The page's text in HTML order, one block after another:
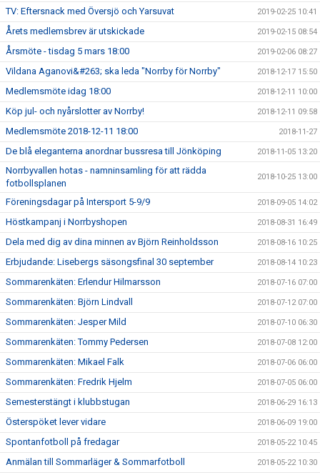
TV: Eftersnack med Översjö och Yarsuvat 2019-02-25 10:41
Årets medlemsbrev är utskickade 2019-02-15 08:54
Årsmöte - tisdag 5 mars 18:00 2019-02-06 08:27
Vildana Aganovi&#263; ska leda "Norrby för Norrby" 2018-12-17 15:50
Medlemsmöte idag 18:00 2018-12-11 10:00
Köp jul- och nyårslotter av Norrby! 2018-12-11 09:58
Medlemsmöte 2018-12-11 18:00 2018-11-27
De blå eleganterna anordnar bussresa till Jönköping 2018-11-05 13:20
Norrbyvallen hotas - namninsamling för att rädda
fotbollsplanen
2018-10-25 13:00
Föreningsdagar på Intersport 5-9/9 2018-09-05 14:02
Höstkampanj i Norrbyshopen 2018-08-31 16:49
Dela med dig av dina minnen av Björn Reinholdsson 2018-08-16 10:25
Erbjudande: Lisebergs säsongsfinal 30 september 2018-08-14 10:23
Sommarenkäten: Erlendur Hilmarsson 2018-07-16 07:00
Sommarenkäten: Björn Lindvall 2018-07-12 07:00
Sommarenkäten: Jesper Mild 2018-07-10 06:30
Sommarenkäten: Tommy Pedersen 2018-07-08 12:00
Sommarenkäten: Mikael Falk 2018-07-06 06:00
Sommarenkäten: Fredrik Hjelm 2018-07-05 06:00
Semesterstängt i klubbstugan 2018-06-29 16:13
Österspöket lever vidare 2018-06-09 19:00
Spontanfotboll på fredagar 2018-05-22 10:45
Anmälan till Sommarläger & Sommarfotboll 2018-05-22 10:30